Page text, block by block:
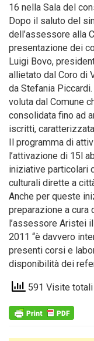
16 nella Sala del
Dopo il saluto del
dell’assessore alla
presentazione dei
Luigi Bovo,
allietato dal Coro di
da Stefania
voluta dal Comune
consolidata fino ad
iscritti,
Il programma di
l’attivazione di 15l
iniziative particolari
culturali dirette a
Anche per queste
preparazione a cura
l’assessore Aristei
2011 “è davvero
presenti corsi e
disponibilità dei
591 Visite totali